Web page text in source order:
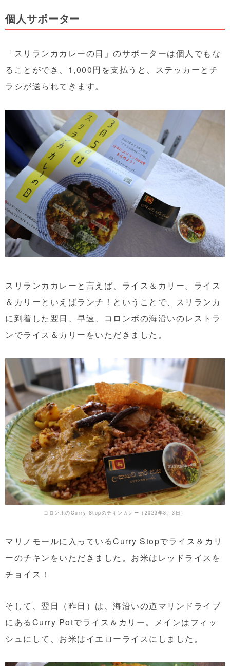
個人サポーター
「スリランカカレーの日」のサポーターは個人でもな
ることができ、1,000円を支払うと、ステッカーとチ
ラシが送られてきます。
スリランカカレーと言えば、ライス＆カリー。ライス
＆カリーといえばランチ！ということで、スリランカ
に到着した翌日、早速、コロンボの海沿いのレストラ
ンでライス＆カリーをいただきました。
コロンボのCurry Stopのチキンカレー（2023年3月3日）
マリノモールに入っているCurry Stopでライス＆カリ
ーのチキンをいただきました。お米はレッドライスを
チョイス！
そして、翌日（昨日）は、海沿いの道マリンドライブ
にあるCurry Potでライス＆カリー。メインはフィッ
シュにして、お米はイエローライスにしました。